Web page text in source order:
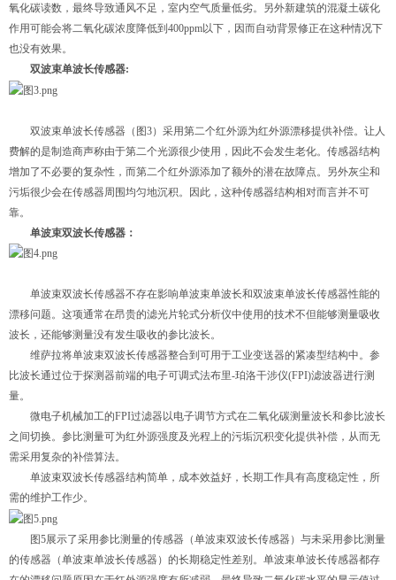
氧化碳读数，最终导致通风不足，室内空气质量低劣。另外新建筑的混凝土碳化
作用可能会将二氧化碳浓度降低到400ppm以下，因而自动背景修正在这种情况下
也没有效果。
双波束单波长传感器:
双波束单波长传感器（图3）采用第二个红外源为红外源漂移提供补偿。让人
费解的是制造商声称由于第二个光源很少使用，因此不会发生老化。传感器结构
增加了不必要的复杂性，而第二个红外源添加了额外的潜在故障点。另外灰尘和
污垢很少会在传感器周围均匀地沉积。因此，这种传感器结构相对而言并不可
靠。
单波束双波长传感器：
单波束双波长传感器不存在影响单波束单波长和双波束单波长传感器性能的
漂移问题。这项通常在昂贵的滤光片轮式分析仪中使用的技术不但能够测量吸收
波长，还能够测量没有发生吸收的参比波长。
维萨拉将单波束双波长传感器整合到可用于工业变送器的紧凑型结构中。参
比波长通过位于探测器前端的电子可调式法布里-珀洛干涉仪(FPI)滤波器进行测
量。
微电子机械加工的FPI过滤器以电子调节方式在二氧化碳测量波长和参比波长
之间切换。参比测量可为红外源强度及光程上的污垢沉积变化提供补偿，从而无
需采用复杂的补偿算法。
单波束双波长传感器结构简单，成本效益好，长期工作具有高度稳定性，所
需的维护工作少。
图5展示了采用参比测量的传感器（单波束双波长传感器）与未采用参比测量
的传感器（单波束单波长传感器）的长期稳定性差别。单波束单波长传感器都存